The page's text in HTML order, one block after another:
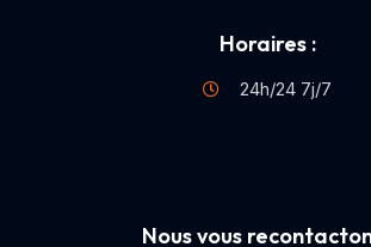
Horaires :
24h/24 7j/7
Nous vous